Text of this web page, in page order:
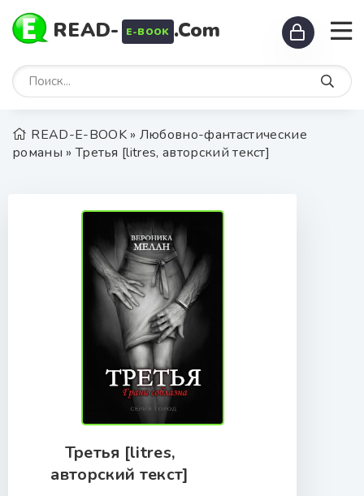
READ- E-BOOK .Com
READ-E-BOOK» Любовно-фантастические
романы » Третья [litres, авторский текст]
Третья [litres,
авторский текст]